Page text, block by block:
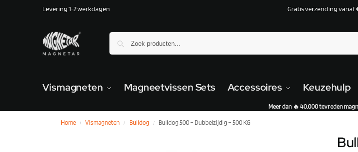
Levering 1-2 werkdagen Gratis verzending vanaf
Vismagneten Magneetvissen Sets Accessoires Keuzehulp
Meer dan 🔥 40.000 tevreden
Home / Vismagneten / Bulldog / Bulldog 500 – Dubbelzijdig – 500 KG